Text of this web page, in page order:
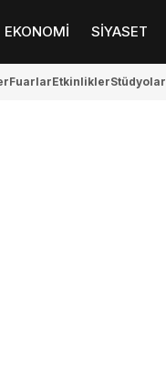
EKONOMİ SİYASET
FuarlarEtkinliklerStüdyolar